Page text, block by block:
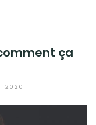
ça
2020